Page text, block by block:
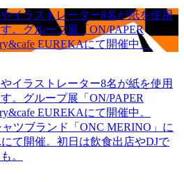
イラストレーター8名が紙を使用
。グループ展「ON/PAPER
EUREKAにて開催中。
イラストレーター8名が紙を使用
。グループ展「ON/PAPER
EUREKAにて開催中。
ツブランド「ONC MERINO」に
にて開催。初日は飲食出店やDJで
。